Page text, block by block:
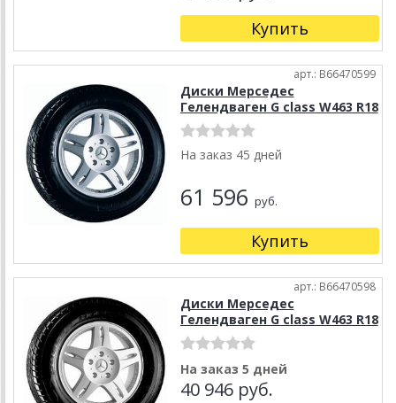
Купить
арт.: B66470599
Диски Мерседес
Гелендваген G class W463 R18
На заказ 45 дней
61 596 руб.
Купить
арт.: B66470598
Диски Мерседес
Гелендваген G class W463 R18
На заказ 5 дней
40 946 руб.